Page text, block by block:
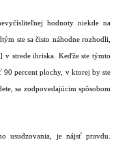
hodnoty niekde na
ste sa čisto náhodne rozhodli,
v strede ihriska. Keďže ste týmto
90 percent plochy, v ktorej by ste
sa zodpovedajúcim spôsobom
usudzovania, je nájsť pravdu.